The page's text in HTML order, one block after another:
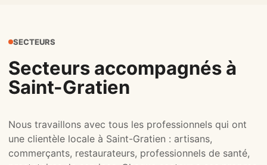
SECTEURS
Secteurs accompagnés à
Saint-Gratien
Nous travaillons avec tous les professionnels qui ont
une clientèle locale à Saint-Gratien : artisans,
commerçants, restaurateurs, professionnels de santé,